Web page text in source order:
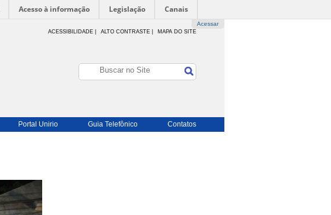
Acesso à informação Legislação Canais
Acessar
ACESSIBILIDADE ALTO CONTRASTE | MAPA DO SITE
Portal Unirio Guia Telefônico Contatos